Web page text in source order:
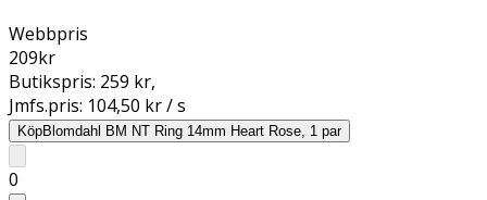
Webbpris
209kr
Butikspris: 259 kr,
Jmfs.pris: 104,50 kr / s
KöpBlomdahl BM NT Ring 14mm Heart Rose, 1 par
0